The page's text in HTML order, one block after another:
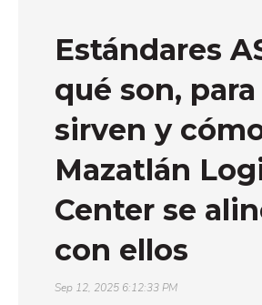
Estándares
qué son,
sirven y
Mazatlán
Center se
con ellos
Sep 12, 2025 6:12:33 PM